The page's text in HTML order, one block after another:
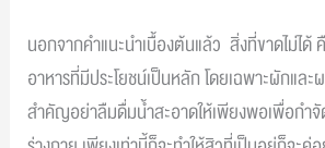
นอกจากคำแนะนำเบื้องต้นแล้ว สิ่งที่ขาดไม่ได้
อาหารที่มีประโยชน์เป็นหลัก โดยเฉพาะผักและ
สำคัญอย่าลืมดื่มน้ำสะอาดให้เพียงพอเพื่อกำ